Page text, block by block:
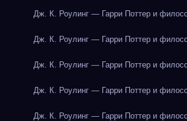
Дж. К. Роулинг — Гарри Поттер и
Дж. К. Роулинг — Гарри Поттер и
Дж. К. Роулинг — Гарри Поттер и
Дж. К. Роулинг — Гарри Поттер и
Дж. К. Роулинг — Гарри Поттер и